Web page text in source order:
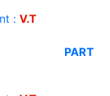
: V.T
PART